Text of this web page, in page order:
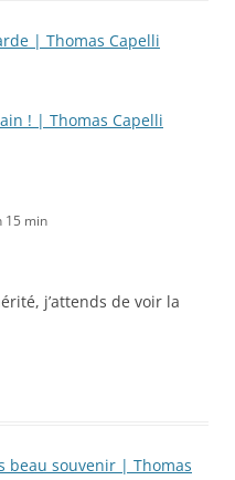
| Thomas Capelli
! | Thomas Capelli
15 min
j’attends de voir la
beau souvenir | Thomas